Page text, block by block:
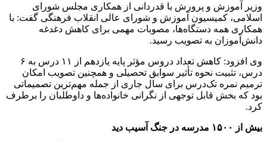
وزیر آموزش و پرورش با قدردانی از همکاری مجلس شورای
اسلامی، کمیسیون آموزش و شورای عالی انقلاب فرهنگی گفت: با
همکاری همه دستگاه‌ها، مصوبات مهمی برای کاهش دغدغه
دانش‌آموزان به تصویب رسید.
وی افزود: کاهش تعداد دروس مؤثر پایه یازدهم از ۱۱ درس به ۶
درس، تثبیت نحوه تأثیر سوابق تحصیلی و همچنین تصویب امکان
ترمیم نمره تک‌درس برای سال جاری از جمله مهم‌ترین تصمیماتی
بود که بخش قابل توجهی از نگرانی خانواده‌ها و داوطلبان را برطرف
کرد.
بیش از ۱۵۰۰ مدرسه در جنگ آسیب دید